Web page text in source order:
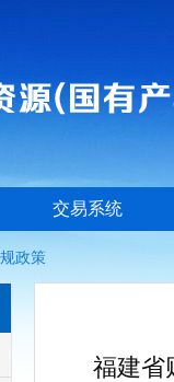
交易系统
政策
福建省